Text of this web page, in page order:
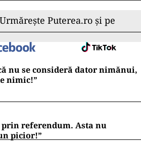
Puterea.ro și pe
nu se consideră dator nimănui,
nimic!”
referendum. Asta nu
picior!”